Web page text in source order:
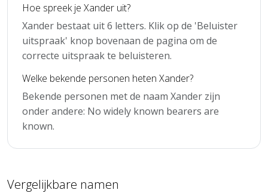
Hoe spreek je Xander uit?
Xander bestaat uit 6 letters. Klik op de 'Beluister
uitspraak' knop bovenaan de pagina om de
correcte uitspraak te beluisteren.
Welke bekende personen heten Xander?
Bekende personen met de naam Xander zijn
onder andere: No widely known bearers are
known.
Vergelijkbare namen